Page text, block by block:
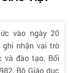
vào ngày 20
ghi nhận vai trò
và đào tạo. Bối
Bộ Giáo dục